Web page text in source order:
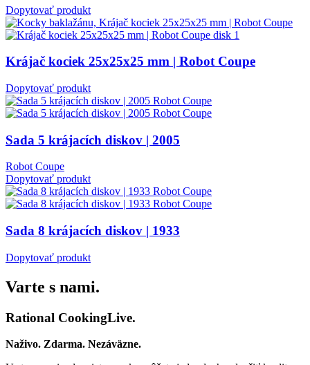
Dopytovať produkt
Krájač kociek 25x25x25 mm | Robot Coupe
Dopytovať produkt
Sada 5 krájacích diskov | 2005
Robot Coupe
Dopytovať produkt
Sada 8 krájacích diskov | 1933
Dopytovať produkt
Varte s nami.
Rational CookingLive​.
Naživo. Zdarma. Nezáväzne.